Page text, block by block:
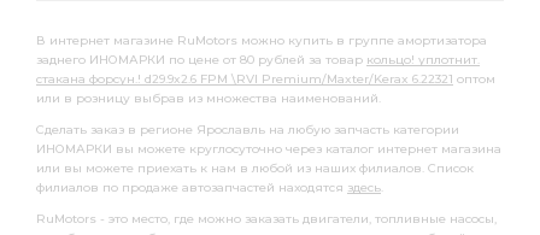
тормозных колодок ПГУ сцепления
Радиатор охлаждения Подшипник выжимной
тормозной задний шатунные к-т Гайка ступицы
Толкатель клапана Стойка стабилизатора
Рычаг тормозной
В интернет магазине RuMotors можно купить в группе амортизатора
заднего ИНОМАРКИ по цене от 80 рублей за товар кольцо! уплотнит.
стакана форсун.! d29.9x2.6 FPM \RVI Premium/Maxter/Kerax 6.22321 оптом
или в розницу выбрав из множества наименований.
Сделать заказ в регионе Ярославль на любую запчасть категории
ИНОМАРКИ вы можете круглосуточно через каталог интернет магазина
или вы можете приехать к нам в любой из наших филиалов. Список
филиалов по продаже автозапчастей находятся здесь.
RuMotors - это место, где можно заказать двигатели, топливные насосы,